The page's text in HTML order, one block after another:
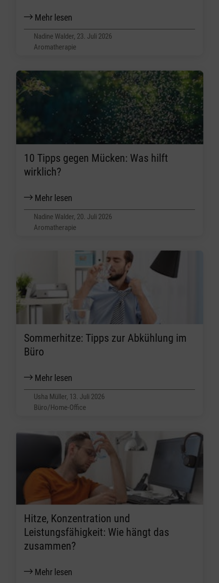
Mehr lesen
Nadine Walder, 23. Juli 2026
Aromatherapie
10 Tipps gegen Mücken: Was hilft
wirklich?
Mehr lesen
Nadine Walder, 20. Juli 2026
Aromatherapie
Sommerhitze: Tipps zur Abkühlung im
Büro
Mehr lesen
Usha Müller, 13. Juli 2026
Büro/Home-Office
Hitze, Konzentration und
Leistungsfähigkeit: Wie hängt das
zusammen?
Mehr lesen